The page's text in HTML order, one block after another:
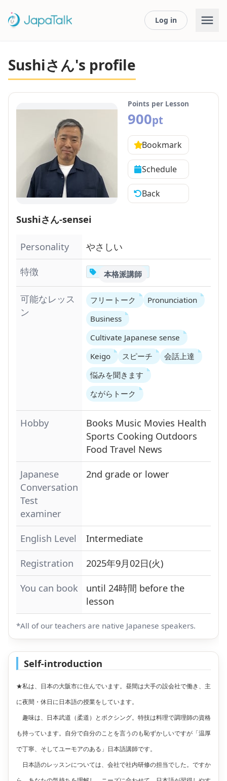
Log in
Sushiさん's profile
Sushiさん-sensei
Points per Lesson
900pt
Bookmark
Schedule
Back
Personality
やさしい
特徴
本格派講師
可能なレッス
ン
フリートーク
Pronunciation
Business
Cultivate Japanese sense
Keigo
スピーチ
会話上達
悩みを聞きます
ながらトーク
Hobby Books Music Movies Health
Sports Cooking Outdoors
Food Travel News
Japanese
Conversation
Test
examiner
2nd grade or lower
English Level
Intermediate
Registration
2025年9月02日(火)
You can book
until 24時間 before the
lesson
*All of our teachers are native Japanese speakers.
Self-introduction
★私は、日本の大阪市に住んでいます。昼間は大手の設会社で働き、主
に夜間・休日に日本語の授業をしています。
趣味は、日本武道（柔道）とボクシング。特技は料理で調理師の資格
も持っています。自分で自分のことを言うのも恥ずかしいですが「温厚
で丁寧、そしてユーモアのある」日本語講師です。
日本語のレッスンについては、会社で社内研修の担当でした。ですか